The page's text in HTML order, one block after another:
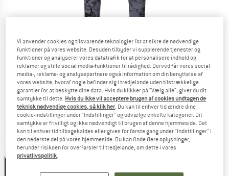
Detaljevisning
Nyheder
Pris:
34,95€ inkl. moms.
KR261,26
plus ForsendelsesomkostningerOplysninger om
Farve:Nine Iron
Vi anvender cookies og tilsvarende teknologier for at sikre de nødvendige
funktioner på vores website. Desuden tilbyder vi supplerende tjenester og
funktioner og analyserer vores datatrafik for at personalisere indhold og
reklamer og stille social media-funktioner til rådighed. Derved får vores social
media-, reklame- og analysepartnere også information om din benyttelse af
vores website, hvoraf nogle befinder sig i tredjelande uden tilstrækkelige
garantier for at beskytte dine data. Hvis du klikker på "Vælg alle", giver du dit
samtykke til dette. Hvis du ikke vil acceptere brugen af cookies undtagen de
teknisk nødvendige cookies, så klik her . Du kan til enhver tid ændre dine
cookie-indstillinger under "Indstillinger" og udvælge enkelte kategorier. Dit
samtykke er frivilligt og ikke nødvendigt til brugen af denne hjemmeside. Det
kan til enhver tid tilbagekaldes eller gives for første gang under "Indstillinger" i
den nederste del på vores hjemmeside. Du kan finde flere oplysninger,
herunder risikoen for overførsler til tredjelande, om dette i vores
privatlivspolitik